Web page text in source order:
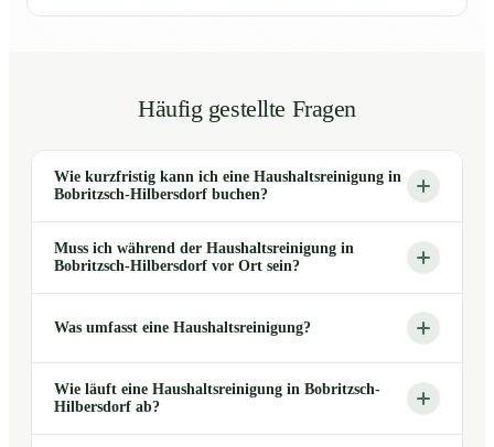
Häufig gestellte Fragen
Wie kurzfristig kann ich eine Haushaltsreinigung in
Bobritzsch-Hilbersdorf buchen?
Muss ich während der Haushaltsreinigung in
Bobritzsch-Hilbersdorf vor Ort sein?
Was umfasst eine Haushaltsreinigung?
Wie läuft eine Haushaltsreinigung in Bobritzsch-
Hilbersdorf ab?